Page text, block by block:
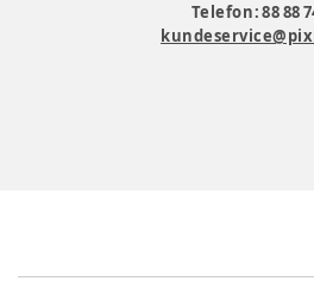
Telefon: 88 88